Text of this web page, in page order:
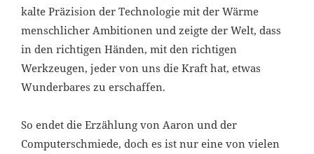
kalte Präzision der Technologie mit der Wärme
menschlicher Ambitionen und zeigte der Welt, dass
in den richtigen Händen, mit den richtigen
Werkzeugen, jeder von uns die Kraft hat, etwas
Wunderbares zu erschaffen.
So endet die Erzählung von Aaron und der
Computerschmiede, doch es ist nur eine von vielen